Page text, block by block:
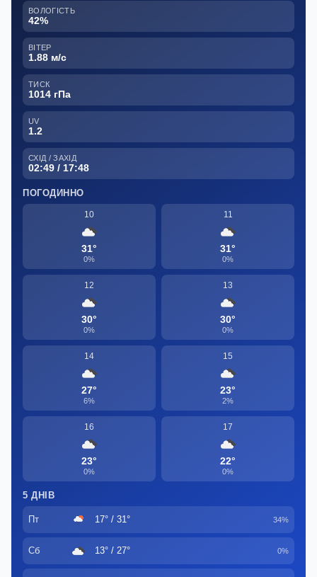
ВОЛОГІСТЬ
42%
ВІТЕР
1.88 м/с
ТИСК
1014 гПа
UV
1.2
СХІД / ЗАХІД
02:49 / 17:48
ПОГОДИННО
10
31°
0%
11
31°
0%
12
30°
0%
13
30°
0%
14
27°
6%
15
23°
2%
16
23°
0%
17
22°
0%
5 ДНІВ
Пт 17° / 31° 34%
Сб 13° / 27° 0%